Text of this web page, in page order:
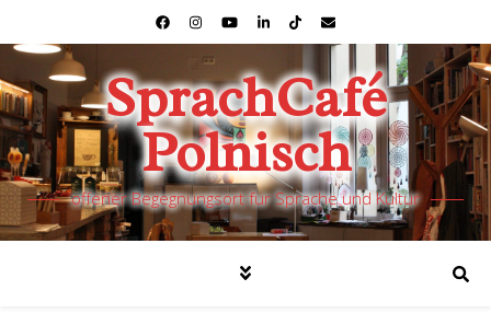
SprachCafé
Polnisch
offener Begegnungsort für Sprache und Kultur